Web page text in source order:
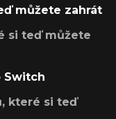
můžete zahrát
si teď můžete
Switch
které si teď